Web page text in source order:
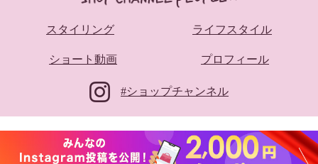
スタイリング ライフスタイル
ショート動画 プロフィール
#ショップチャンネル